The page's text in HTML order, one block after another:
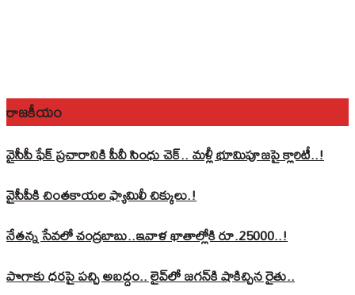
రాజకీయం
వైసీపీ ఫేక్ ప్రచారానికి పీవీ సింధు చెక్.. మళ్లీ భూమిపూజపై క్లారిటీ..!
వైసీపీకి చింతకాయల ఫ్యామిలీ చిక్కులు.!
నేతన్న సేవలో చంద్రబాబు..ఇవాళ ఖాతాల్లోకి రూ.25000..!
పొగాకు ధరపై పచ్చి అబద్దం.. లైవ్‌లో జగన్‌కి షాకిచ్చిన రైతు..